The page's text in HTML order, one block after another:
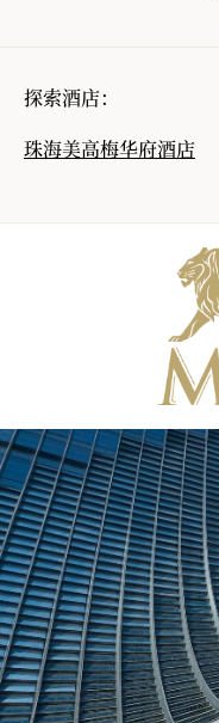
探索酒店：
珠海美高梅华府酒店